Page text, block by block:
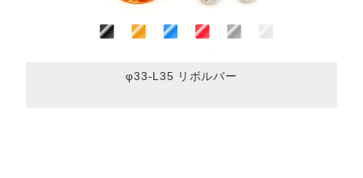
φ33-L35 リボルバー